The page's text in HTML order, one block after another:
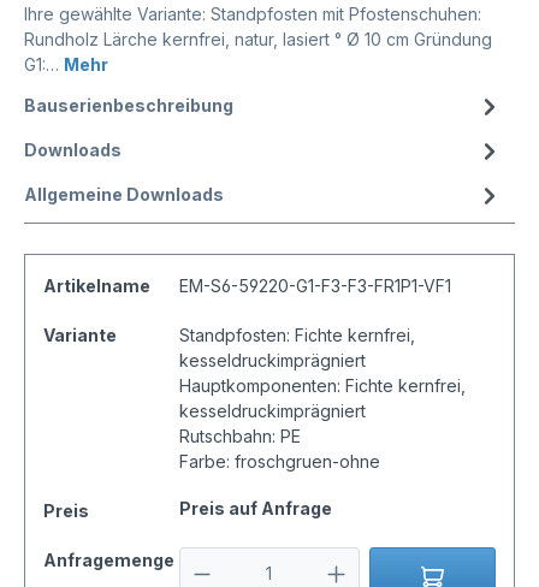
Ihre gewählte Variante: Standpfosten mit Pfostenschuhen:
Rundholz Lärche kernfrei, natur, lasiert ° Ø 10 cm Gründung
G1:… Mehr
Bauserienbeschreibung
Downloads
Allgemeine Downloads
Artikelname EM-S6-59220-G1-F3-F3-FR1P1-VF1
Variante
Standpfosten: Fichte kernfrei,
kesseldruckimprägniert
Hauptkomponenten: Fichte kernfrei,
kesseldruckimprägniert
Rutschbahn: PE
Farbe: froschgruen-ohne
Preis Preis auf Anfrage
Anfragemenge